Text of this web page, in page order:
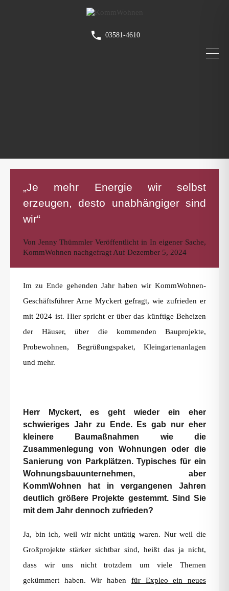
03581-4610
„Je mehr Energie wir selbst
erzeugen, desto unabhängiger sind
wir“
Von Jenny Thümmler Veröffentlicht in In eigener Sache,
KommWohnen nachgefragt Auf Dezember 5, 2024
Im zu Ende gehenden Jahr haben wir KommWohnen-
Geschäftsführer Arne Myckert gefragt, wie zufrieden er
mit 2024 ist. Hier spricht er über das künftige Beheizen
der Häuser, über die kommenden Bauprojekte,
Probewohnen, Begrüßungspaket, Kleingartenanlagen
und mehr.
Herr Myckert, es geht wieder ein eher
schwieriges Jahr zu Ende. Es gab nur eher
kleinere Baumaßnahmen wie die
Zusammenlegung von Wohnungen oder die
Sanierung von Parkplätzen. Typisches für ein
Wohnungsbauunternehmen, aber
KommWohnen hat in vergangenen Jahren
deutlich größere Projekte gestemmt. Sind Sie
mit dem Jahr dennoch zufrieden?
Ja, bin ich, weil wir nicht untätig waren. Nur weil die
Großprojekte stärker sichtbar sind, heißt das ja nicht,
dass wir uns nicht trotzdem um viele Themen
gekümmert haben. Wir haben für Expleo ein neues